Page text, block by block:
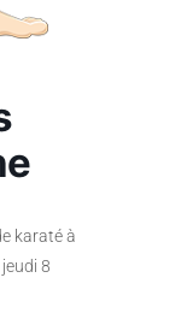
karaté à
8